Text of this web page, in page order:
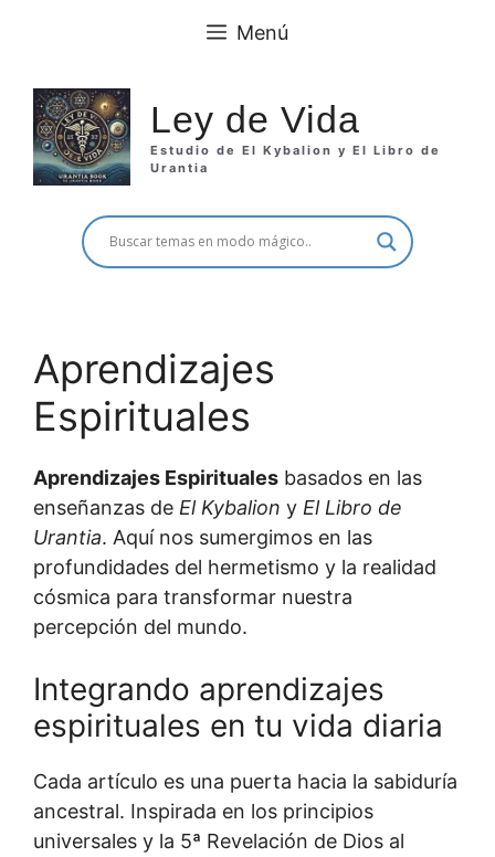
Menú
Ley de Vida
Estudio de El Kybalion y El Libro de
Urantia
Aprendizajes
Espirituales
Aprendizajes Espirituales basados en las
enseñanzas de El Kybalion y El Libro de
Urantia. Aquí nos sumergimos en las
profundidades del hermetismo y la realidad
cósmica para transformar nuestra
percepción del mundo.
Integrando aprendizajes
espirituales en tu vida diaria
Cada artículo es una puerta hacia la sabiduría
ancestral. Inspirada en los principios
universales y la 5ª Revelación de Dios al